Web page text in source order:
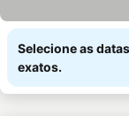
Selecione as
exatos.